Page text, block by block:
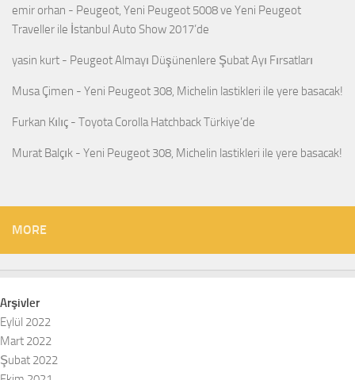
emir orhan - Peugeot, Yeni Peugeot 5008 ve Yeni Peugeot
Traveller ile İstanbul Auto Show 2017’de
yasin kurt - Peugeot Almayı Düşünenlere Şubat Ayı Fırsatları
Musa Çimen - Yeni Peugeot 308, Michelin lastikleri ile yere basacak!
Furkan Kılıç - Toyota Corolla Hatchback Türkiye’de
Murat Balçık - Yeni Peugeot 308, Michelin lastikleri ile yere basacak!
MORE
Arşivler
Eylül 2022
Mart 2022
Şubat 2022